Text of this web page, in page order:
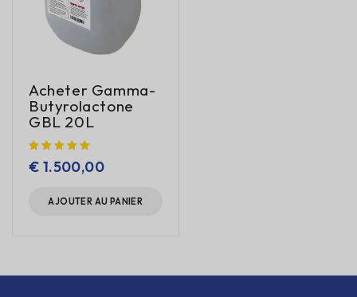
Acheter Gamma-
Butyrolactone
GBL 20L
€ 1.500,00
AJOUTER AU PANIER